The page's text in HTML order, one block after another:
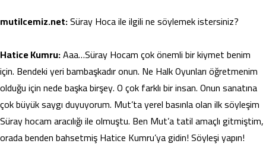
mutilcemiz.net:Süray Hoca ile ilgili ne söylemek istersiniz?
Hatice Kumru:Aaa…Süray Hocam çok önemli bir kiymet benim
için. Bendeki yeri bambaşkadır onun. Ne Halk Oyunları öğretmenim
olduğu için nede başka birşey. O çok farklı bir insan. Onun sanatına
çok büyük saygı duyuyorum. Mut’ta yerel basınla olan ilk söyleşim
Süray hocam aracılığı ile olmuştu. Ben Mut’a tatil amaçlı gitmiştim,
orada benden bahsetmiş Hatice Kumru’ya gidin! Söyleşi yapın!